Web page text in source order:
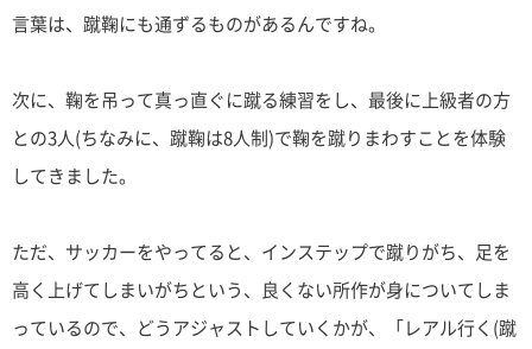
言葉は、蹴鞠にも通ずるものがあるんですね。
次に、鞠を吊って真っ直ぐに蹴る練習をし、最後に上級者の方
との3人(ちなみに、蹴鞠は8人制)で鞠を蹴りまわすことを体験
してきました。
ただ、サッカーをやってると、インステップで蹴りがち、足を
高く上げてしまいがちという、良くない所作が身についてしま
っているので、どうアジャストしていくかが、「レアル行く(蹴